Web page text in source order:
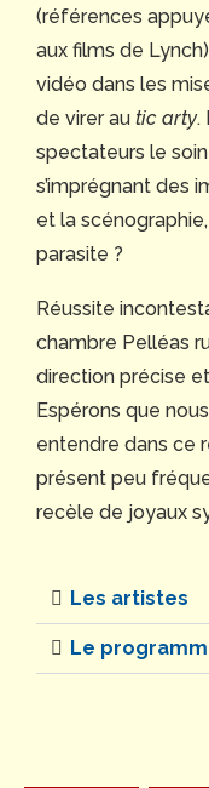
(références
aux films de
vidéo dans les
de virer au tic arty.
spectateurs le
s’imprégnant des
et la
parasite ?
Réussite
chambre Pelléas
direction précise
Espérons que
entendre dans ce
présent peu
recèle de joyaux
Les artistes
Le